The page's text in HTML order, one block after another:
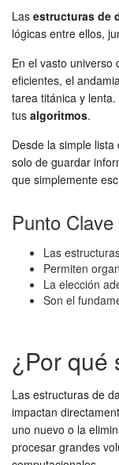
Las estructuras de
lógicas entre ellos,
En el vasto universo
eficientes, el
tarea titánica y
tus algoritmos.
Desde la simple
solo de guardar
que simplemente
Punto Clave
Las
Permiten
La elección
Son el
¿Por qué
Las estructuras de
impactan
uno nuevo o la
procesar grandes